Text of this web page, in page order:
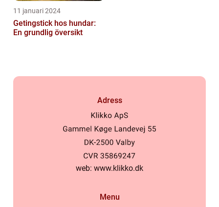
11 januari 2024
Getingstick hos hundar:
En grundlig översikt
Adress
web: www.klikko.dk
Menu